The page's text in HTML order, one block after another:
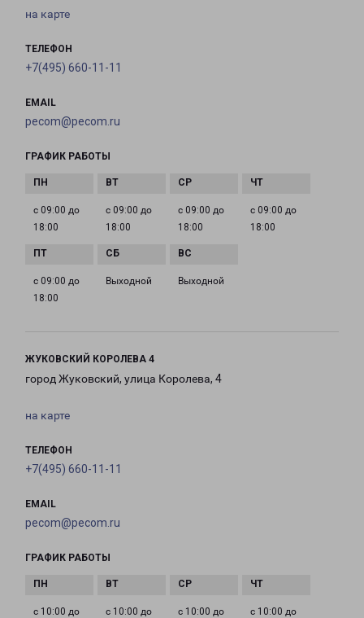
на карте
ТЕЛЕФОН
+7(495) 660-11-11
EMAIL
pecom@pecom.ru
ГРАФИК РАБОТЫ
с 09:00 до
18:00
с 09:00 до
18:00
с 09:00 до
18:00
с 09:00 до
18:00
с 09:00 до
18:00
Выходной Выходной
ЖУКОВСКИЙ КОРОЛЕВА 4
город Жуковский, улица Королева, 4
на карте
ТЕЛЕФОН
+7(495) 660-11-11
EMAIL
pecom@pecom.ru
ГРАФИК РАБОТЫ
с 10:00 до
с 10:00 до
с 10:00 до
с 10:00 до